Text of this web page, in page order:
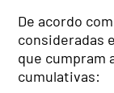
De acordo
consideradas
que cumpram
cumulativas: